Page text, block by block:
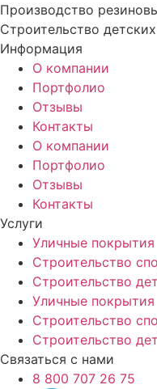
Производство
Строительство
Информация
О компании
Портфолио
Отзывы
Контакты
О компании
Портфолио
Отзывы
Контакты
Услуги
Уличные покрытия
Строительство
Строительство
Уличные покрытия
Строительство
Строительство
Связаться с нами
8 800 707 26 75